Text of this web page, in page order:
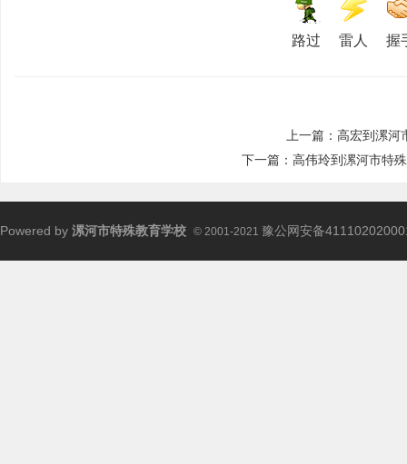
路过 雷人 握
上一篇： 高宏到漯河
下一篇： 高伟玲到漯河市特
Powered by 漯河市特殊教育学校 © 2001-2021 豫公网安备